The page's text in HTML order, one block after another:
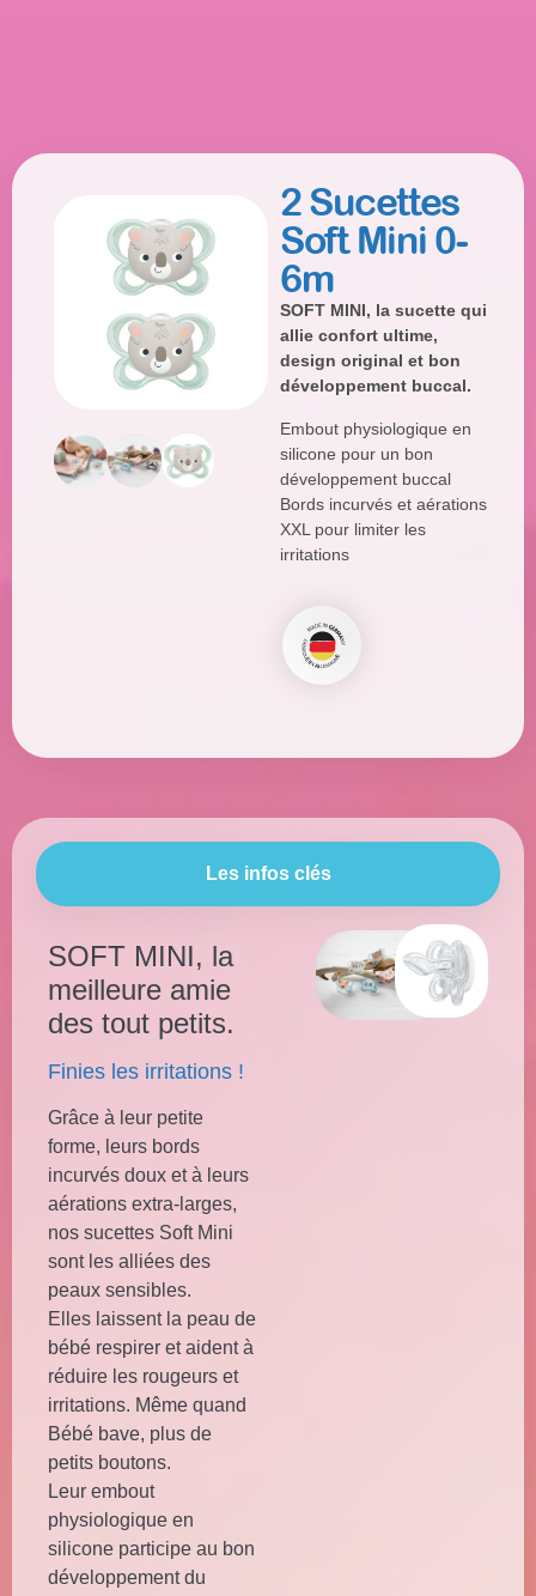
2 Sucettes
Soft Mini 0-
6m
SOFT MINI, la sucette qui
allie confort ultime,
design original et bon
développement buccal.
Embout physiologique en
silicone pour un bon
développement buccal
Bords incurvés et aérations
XXL pour limiter les
irritations
Les infos clés
SOFT MINI, la
meilleure amie
des tout petits.
Finies les irritations !
Grâce à leur petite
forme, leurs bords
incurvés doux et à leurs
aérations extra-larges,
nos sucettes Soft Mini
sont les alliées des
peaux sensibles.
Elles laissent la peau de
bébé respirer et aident à
réduire les rougeurs et
irritations. Même quand
Bébé bave, plus de
petits boutons.
Leur embout
physiologique en
silicone participe au bon
développement du